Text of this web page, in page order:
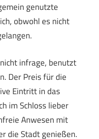
genutzte
obwohl es nicht
infrage, benutzt
Der Preis für die
Eintritt in das
im Schloss lieber
Anwesen mit
die Stadt genießen.